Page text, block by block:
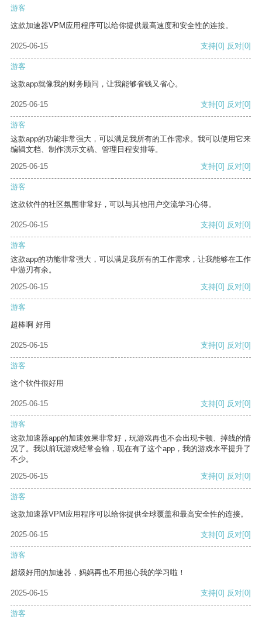
游客
这款加速器VPM应用程序可以给你提供最高速度和安全性的连接。
2025-06-15 支持[0] 反对[0]
游客
这款app就像我的财务顾问，让我能够省钱又省心。
2025-06-15 支持[0] 反对[0]
游客
这款app的功能非常强大，可以满足我所有的工作需求。我可以使用它来
编辑文档、制作演示文稿、管理日程安排等。
2025-06-15
支持[0] 反对[0]
游客
这款软件的社区氛围非常好，可以与其他用户交流学习心得。
2025-06-15 支持[0] 反对[0]
游客
这款app的功能非常强大，可以满足我所有的工作需求，让我能够在工作
中游刃有余。
2025-06-15
支持[0] 反对[0]
游客
超棒啊 好用
2025-06-15 支持[0] 反对[0]
游客
这个软件很好用
2025-06-15 支持[0] 反对[0]
游客
这款加速器app的加速效果非常好，玩游戏再也不会出现卡顿、掉线的情
况了。我以前玩游戏经常会输，现在有了这个app，我的游戏水平提升了
不少。
2025-06-15
支持[0] 反对[0]
游客
这款加速器VPM应用程序可以给你提供全球覆盖和最高安全性的连接。
2025-06-15 支持[0] 反对[0]
游客
超级好用的加速器，妈妈再也不用担心我的学习啦！
2025-06-15 支持[0] 反对[0]
游客